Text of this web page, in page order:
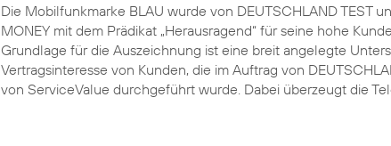
Die Mobilfunkmarke BLAU wurde von DEUTSCHLAND TEST
MONEY mit dem Prädikat „Herausragend“ für seine hohe
Grundlage für die Auszeichnung ist eine breit angelegte
Vertragsinteresse von Kunden, die im Auftrag von
von ServiceValue durchgeführt wurde. Dabei überzeugt die